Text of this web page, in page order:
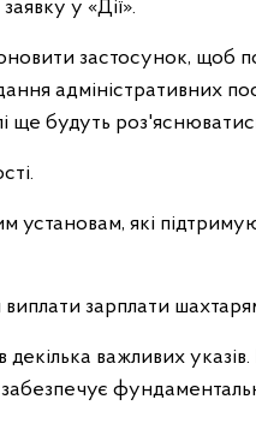
у «Дії».
застосунок, щоб
адміністративних
ще будуть
які
зарплати
важливих